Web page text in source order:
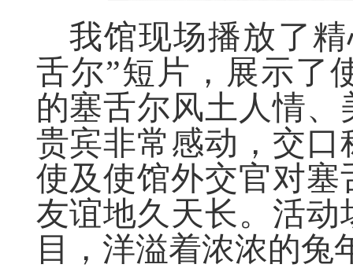
我馆现场播放了
舌尔”短片，展示了
的塞舌尔风土人情
贵宾非常感动，交
使及使馆外交官对
友谊地久天长。活
目，洋溢着浓浓的兔